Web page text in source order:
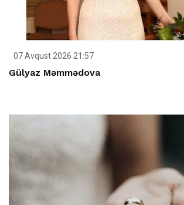
07 Avqust 2026 21:57
Gülyaz Məmmədova